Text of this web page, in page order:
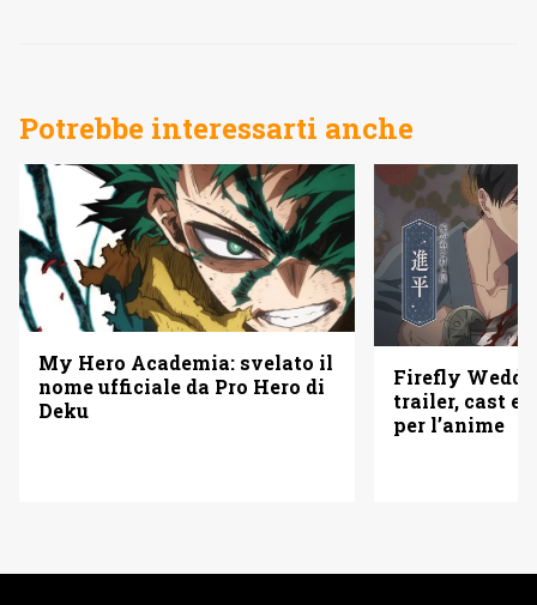
Potrebbe interessarti anche
My Hero Academia: svelato il
nome ufficiale da Pro Hero di
Deku
Firefly
trailer, cast e
per l’anime